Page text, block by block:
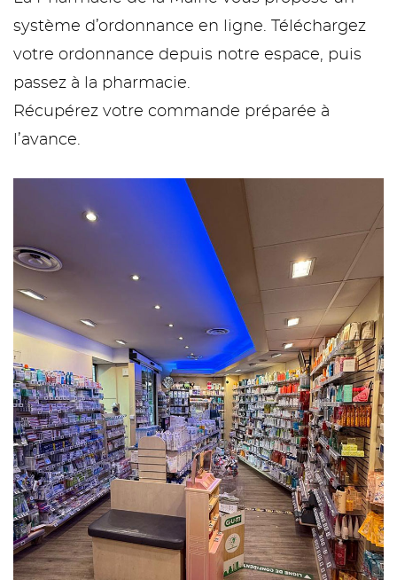
système d’ordonnance en ligne. Téléchargez
votre ordonnance depuis notre espace, puis
passez à la pharmacie.
Récupérez votre commande préparée à
l’avance.